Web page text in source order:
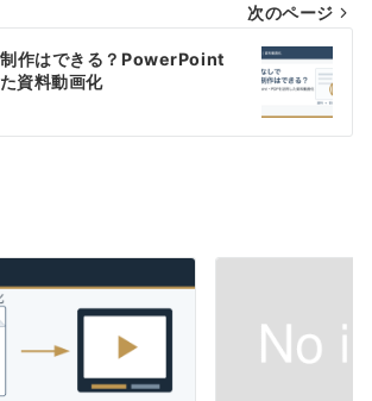
次のページ
作はできる？PowerPoint
資料動画化